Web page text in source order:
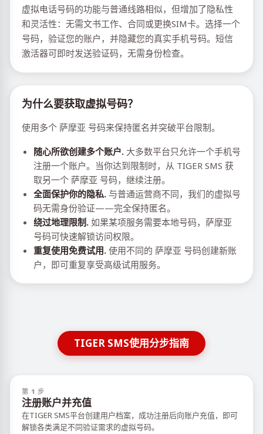
虚拟电话号码的功能与普通线路相似，但增加了隐私性
和灵活性：无需文书工作、合同或更换SIM卡。选择一个
号码，验证您的账户，并隐藏您的真实手机号码。短信
激活器可即时发送验证码，无需身份检查。
为什么要获取虚拟号码？
使用多个 萨摩亚 号码来保持匿名并突破平台限制。
随心所欲创建多个账户. 大多数平台只允许一个手机号
注册一个账户。当你达到限制时，从 TIGER SMS 获
取另一个 萨摩亚 号码，继续注册。
全面保护你的隐私. 与普通运营商不同，我们的虚拟号
码无需身份验证——完全保持匿名。
绕过地理限制. 如果某项服务需要本地号码，萨摩亚
号码可快速解锁访问权限。
重复使用免费试用. 使用不同的 萨摩亚 号码创建新账
户，即可重复享受高级试用服务。
TIGER SMS使用分步指南
第 1 步
注册账户并充值
在TIGER SMS平台创建用户档案，成功注册后向账户充值，即可
解锁各类满足不同验证需求的虚拟号码。